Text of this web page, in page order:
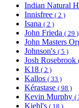
Indian Natural
Innisfree ( 2 )
Isana ( 2 )
John Frieda ( 29 )
John Masters
Johnson's ( 5 )
Josh Rosebrook
K18 ( 2 )
Kallos ( 33 )
Kérastase ( 98 )
Kevin Murphy (
Kiehl's ( 18 )